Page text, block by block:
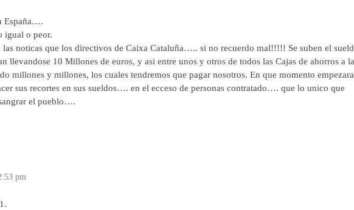
España….
igual o peor.
noticas que los directivos de Caixa Cataluña….. si no recuerdo mal!!!!! Se suben el
llevandose 10 Millones de euros, y asi entre unos y otros de todos las Cajas de ahorros a
millones y millones, los cuales tendremos que pagar nosotros. En que momento
sus recortes en sus sueldos…. en el ecceso de personas contratado…. que lo unico que
el pueblo….
pm